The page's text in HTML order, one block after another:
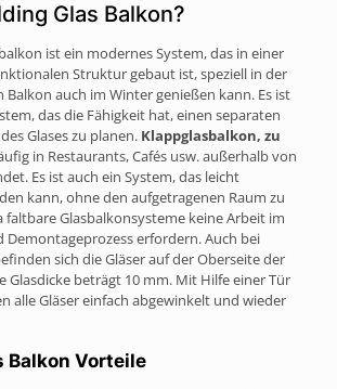
Glas Balkon?
ist ein modernes System, das in einer
Struktur gebaut ist, speziell in der
Balkon auch im Winter genießen kann. Es ist
das die Fähigkeit hat, einen separaten
Glases zu planen. Klappglasbalkon, zu
in Restaurants, Cafés usw. außerhalb von
Es ist auch ein System, das leicht
kann, ohne den aufgetragenen Raum zu
faltbare Glasbalkonsysteme keine Arbeit im
Demontageprozess erfordern. Auch bei
sich die Gläser auf der Oberseite der
Glasdicke beträgt 10 mm. Mit Hilfe einer Tür
alle Gläser einfach abgewinkelt und wieder
Balkon Vorteile